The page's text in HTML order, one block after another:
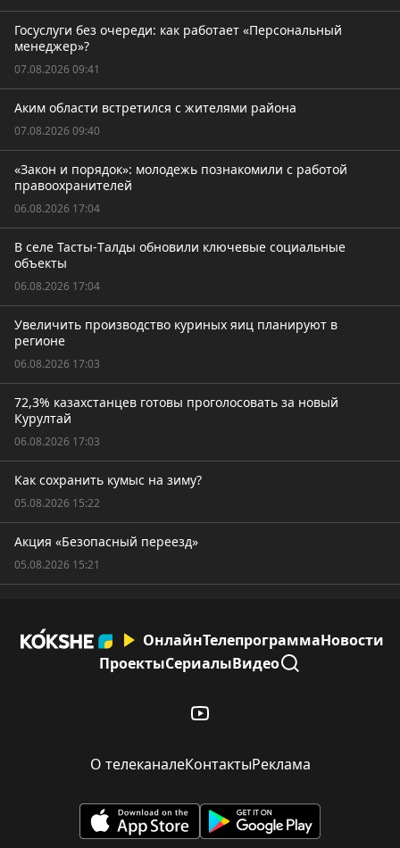
Госуслуги без очереди: как работает «Персональный
менеджер»?
07.08.2026 09:41
Аким области встретился с жителями района
07.08.2026 09:40
«Закон и порядок»: молодежь познакомили с работой
правоохранителей
06.08.2026 17:04
В селе Тасты-Tалды обновили ключевые социальные
объекты
06.08.2026 17:04
Увеличить производство куриных яиц планируют в
регионе
06.08.2026 17:03
72,3% казахстанцев готовы проголосовать за новый
Курултай
06.08.2026 17:03
Как сохранить кумыс на зиму?
05.08.2026 15:22
Акция «Безопасный переезд»
05.08.2026 15:21
ОнлайнТелепрограммаНовости
ПроектыСериалыВидео
О телеканалеКонтактыРеклама